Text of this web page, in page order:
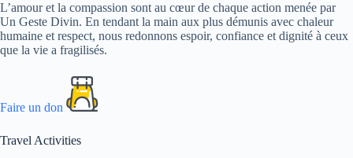
L’amour et la compassion sont au cœur de chaque action menée par
Un Geste Divin. En tendant la main aux plus démunis avec chaleur
humaine et respect, nous redonnons espoir, confiance et dignité à ceux
que la vie a fragilisés.
Faire un don
Travel Activities